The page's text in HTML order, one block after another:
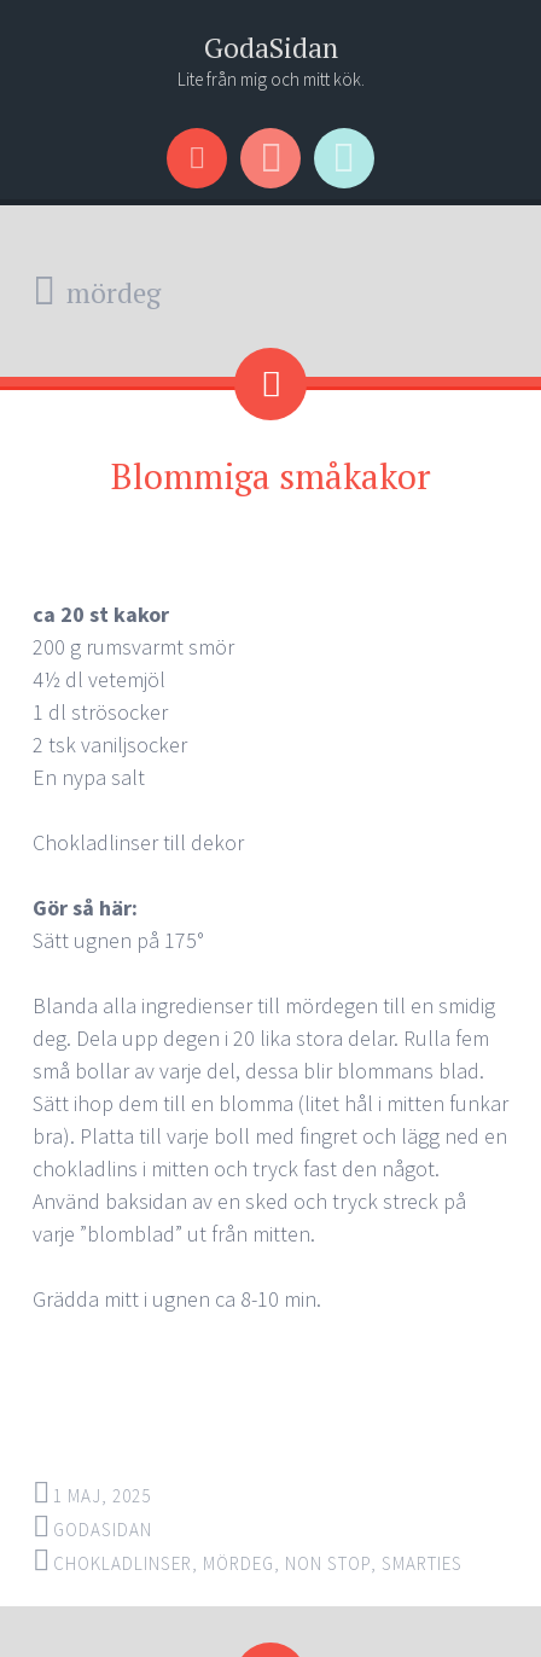
GodaSidan
Lite från mig och mitt kök.
Menu
Widgets
Search
mördeg
Blommiga småkakor
ca 20 st kakor
200 g rumsvarmt smör
4½ dl vetemjöl
1 dl strösocker
2 tsk vaniljsocker
En nypa salt
Chokladlinser till dekor
Gör så här:
Sätt ugnen på 175°
Blanda alla ingredienser till mördegen till en smidig
deg. Dela upp degen i 20 lika stora delar. Rulla fem
små bollar av varje del, dessa blir blommans blad.
Sätt ihop dem till en blomma (litet hål i mitten funkar
bra). Platta till varje boll med fingret och lägg ned en
chokladlins i mitten och tryck fast den något.
Använd baksidan av en sked och tryck streck på
varje ”blomblad” ut från mitten.
Grädda mitt i ugnen ca 8-10 min.
1 MAJ, 2025
GODASIDAN
CHOKLADLINSER
MÖRDEG NON STOP SMARTIES